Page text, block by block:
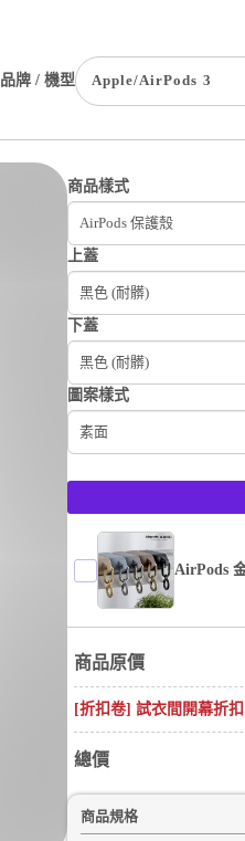
品牌 / 機型 Apple/AirPods 3
商品樣式
AirPods 保護殼
上蓋
黑色 (耐髒)
下蓋
黑色 (耐髒)
圖案樣式
素面
AirPods
商品原價
[折扣卷] 試衣間開幕折扣
總價
商品規格